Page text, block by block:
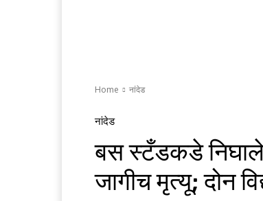
Home नांदेड
नांदेड
बस स्टँडकडे
जागीच मृत्यू; दोन